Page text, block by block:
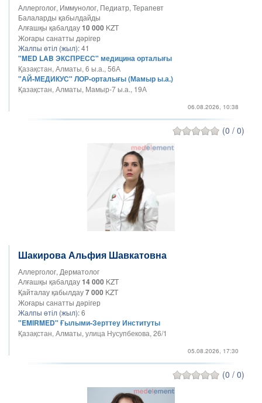
Аллерголог, Иммунолог, Педиатр, Терапевт
Балаларды қабылдайды
Алғашқы қабалдау10 000 KZT
Жоғары санатты дәрігер
Жалпы өтіл (жыл):41
"MED LAB ЭКСПРЕСС" медицина орталығы
Қазақстан, Алматы, 6 ы.а., 56А
"АЙ-МЕДИКУС" ЛОР-орталығы (Мамыр ы.а.)
Қазақстан, Алматы, Мамыр-7 ы.а., 19А
06.08.2026, 10:38
(0 / 0)
Шакирова Альфия Шавкатовна
Аллерголог, Дерматолог
Алғашқы қабалдау14 000 KZT
Қайталау қабылдау7 000 KZT
Жоғары санатты дәрігер
Жалпы өтіл (жыл):6
"EMIRMED" Ғылыми-Зерттеу Институты
Қазақстан, Алматы, улица Нусупбекова, 26/1
05.08.2026, 17:30
(0 / 0)